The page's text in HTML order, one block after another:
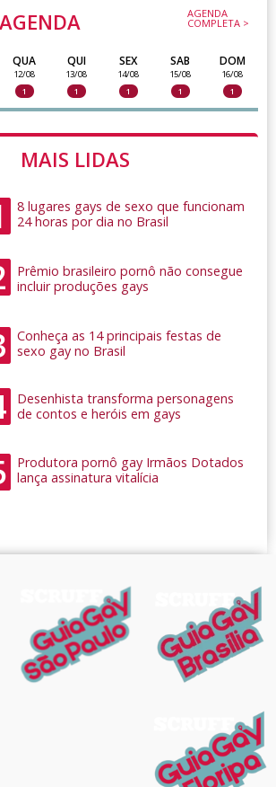
AGENDA AGENDA
COMPLETA >
QUA
12/08
1
QUI
13/08
1
SEX
14/08
1
SAB
15/08
1
DOM
16/08
1
MAIS LIDAS
8 lugares gays de sexo que funcionam
24 horas por dia no Brasil
Prêmio brasileiro pornô não consegue
incluir produções gays
Conheça as 14 principais festas de
sexo gay no Brasil
Desenhista transforma personagens
de contos e heróis em gays
Produtora pornô gay Irmãos Dotados
lança assinatura vitalícia